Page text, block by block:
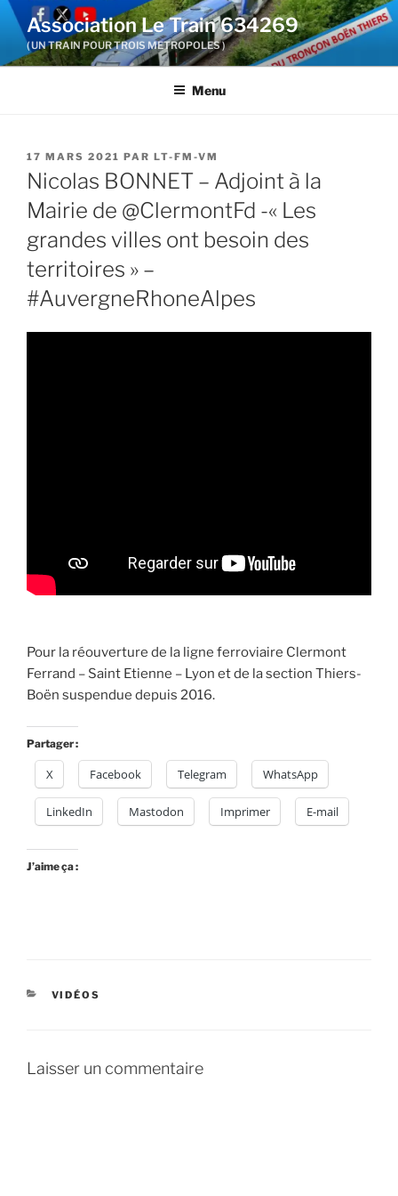
Aller
contenu
Association Le Train 634269
( UN TRAIN POUR TROIS METROPOLES )
Menu
PUBLIÉ
LE
17 MARS 2021 PAR LT-FM-VM
Nicolas BONNET – Adjoint à la
Mairie de @ClermontFd -« Les
grandes villes ont besoin des
territoires » –
#AuvergneRhoneAlpes
Pour la réouverture de la ligne ferroviaire Clermont
Ferrand – Saint Etienne – Lyon et de la section Thiers-
Boën suspendue depuis 2016.
Partager :
X Facebook Telegram WhatsApp
LinkedIn Mastodon Imprimer E-mail
J’aime ça :
CATÉGORIES
VIDÉOS
Laisser un commentaire